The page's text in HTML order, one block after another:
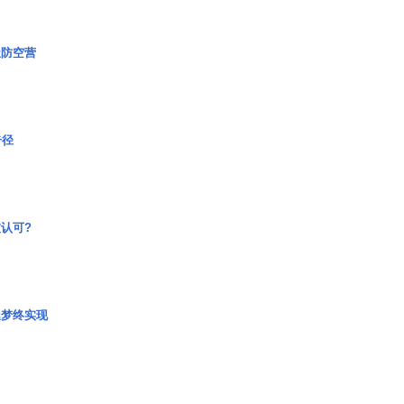
空营
可?
终实现